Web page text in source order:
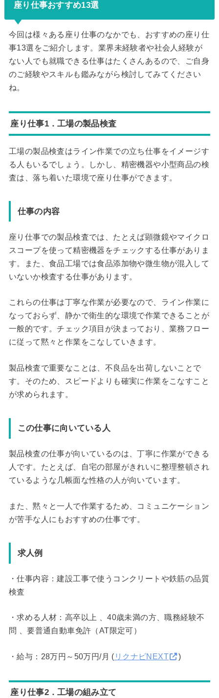
座り仕事おすすめ13選
今回は様々ある座り仕事のなかでも、おすすめの座り仕
事13選をご紹介します。業界未経験者や社会人経験が
ない人でも就職できる仕事はたくさんあるので、ご自身
のご経験やスキルも鑑みながら検討してみてください
ね。
座り仕事1．工場の製品検査
工場の製品検査はライン作業での立ち仕事をイメージす
る人もいるでしょう。しかし、精密機器や小型商品の検
査は、落ち着いた環境で座り仕事ができます。
仕事の内容
座り仕事での製品検査では、たとえば顕微鏡やマイクロ
スコープを使って精密機器をチェックする仕事がありま
す。また、食品工場では食品添加物や微生物が混入して
いないか検査する仕事があります。
これらの仕事は丁寧な作業が必要なので、ライン作業に
なっておらず、静かで衛生的な環境で作業できることが
一般的です。チェック項目が決まっており、業務フロー
に従って黙々と作業をこなしていきます。
製品検査で重要なことは、不良品を出荷しないことで
す。そのため、スピードよりも確実に作業をこなすこと
が求められます。
この仕事に向いている人
製品検査の仕事が向いているのは、丁寧に作業ができる
人です。たとえば、自宅の部屋がきれいに整理整頓され
ているような几帳面な性格の人が向いています。
また、黙々と一人で作業するため、コミュニケーション
が苦手な人にもおすすめの仕事です。
求人例
・仕事内容：建設工事で使うコンクリートや鉄筋の品質
検査
・求める人材：高卒以上 、40歳未満の方、職務経験不
問 、要普通自動車免許（AT限定可）
・給与：28万円～50万円/月 ( リクナビNEXT )
座り仕事2．工場の組み立て